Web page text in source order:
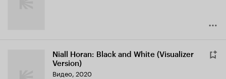
Niall Horan: Black and White (Visualizer
Version)
Видео, 2020